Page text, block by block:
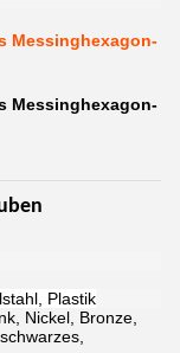
Messinghexagon-
Messinghexagon-
Plastik
Nickel, Bronze,